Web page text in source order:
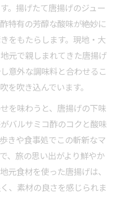
ミコ酢が加わる意外性
コ酢唐揚げで味覚が広が
して注目されるバルサミ
揚げの魅力とは
た唐揚げの奥深い美味し
る唐揚げの味わい方を解
。揚げたて唐揚げのジュー
特有の芳醇な酸味が絶妙に
をもたらします。現地・大
元で親しまれてきた唐揚げ
意外な調味料と合わせるこ
を吹き込んでいます。
を味わうと、唐揚げの下味
バルサミコ酢のコクと酸味
きや食事処でこの斬新なマ
、旅の思い出がより鮮やか
元食材を使った唐揚げは、
、素材の良さを感じられま